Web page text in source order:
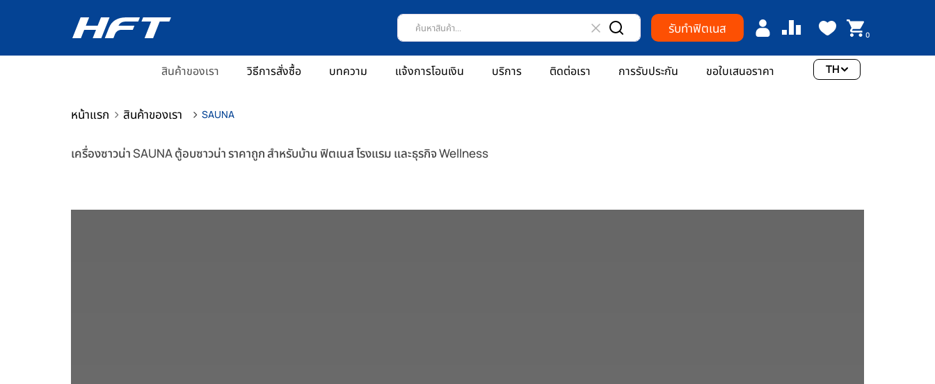
รับทำฟิตเนส 0
สินค้าของเรา วิธีการสั่งซื้อ บทความ แจ้งการโอนเงิน บริการ ติดต่อเรา การรับประกัน ขอใบเสนอราคา TH
หน้าแรก สินค้าของเรา SAUNA
เครื่องซาวน่า SAUNA ตู้อบซาวน่า ราคาถูก สำหรับบ้าน ฟิตเนส โรงแรม และธุรกิจ Wellness